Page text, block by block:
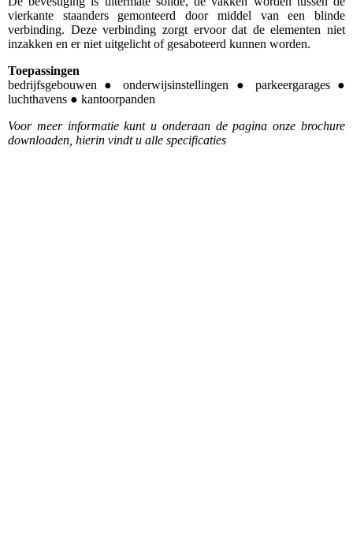
vierkante staanders gemonteerd door middel van een blinde
verbinding. Deze verbinding zorgt ervoor dat de elementen niet
inzakken en er niet uitgelicht of gesaboteerd kunnen worden.
Toepassingen
bedrijfsgebouwen ● onderwijsinstellingen ● parkeergarages ●
luchthavens ● kantoorpanden
Voor meer informatie kunt u onderaan de pagina onze brochure
downloaden, hierin vindt u alle specificaties